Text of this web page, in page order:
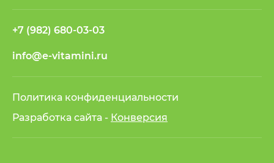
+7 (982) 680-03-03
info@e-vitamini.ru
Политика конфиденциальности
Разработка сайта - Конверсия